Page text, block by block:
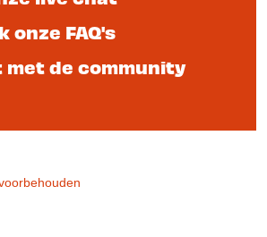
onze FAQ's
met de community